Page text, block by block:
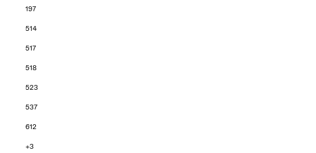
197
514
517
518
523
537
612
+3